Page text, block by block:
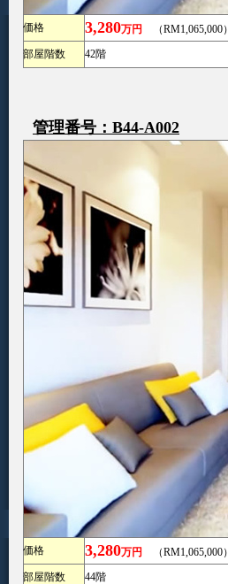
価格 3,280万円 （RM1,065,000）
部屋階数
42階
管理番号：B44-A002
価格 3,280万円 （RM1,065,000）
部屋階数
44階